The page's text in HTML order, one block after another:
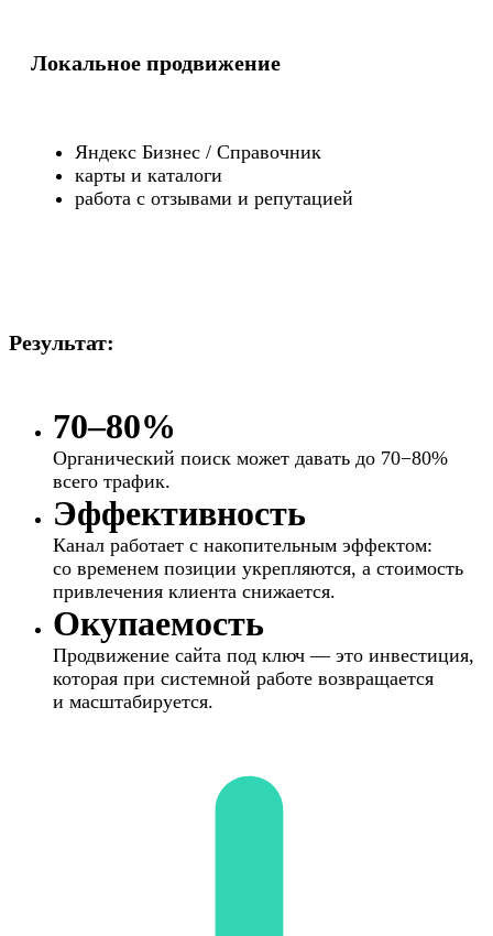
Локальное продвижение
Яндекс Бизнес / Справочник
карты и каталоги
работа с отзывами и репутацией
Результат:
70–80%
Органический поиск может давать до 70−80%
всего трафик.
Эффективность
Канал работает с накопительным эффектом:
со временем позиции укрепляются, а стоимость
привлечения клиента снижается.
Окупаемость
Продвижение сайта под ключ — это инвестиция,
которая при системной работе возвращается
и масштабируется.